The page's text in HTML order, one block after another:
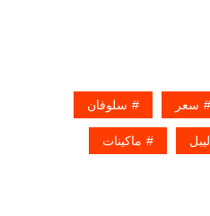
سعر سلوفان
ليبل ماكينات